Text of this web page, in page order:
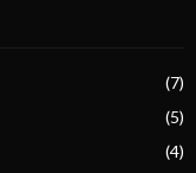
(7)
(5)
(4)